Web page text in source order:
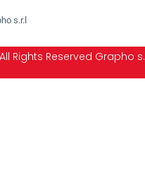
s.r.l
Rights Reserved Grapho